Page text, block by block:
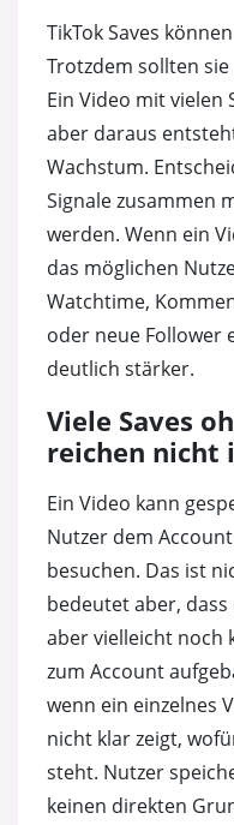
TikTok Saves
Trotzdem sollten
Ein Video mit vielen
aber daraus
Wachstum.
Signale zusammen
werden. Wenn ein
das möglichen
Watchtime,
oder neue Follower
deutlich stärker.
Viele Saves
reichen nicht
Ein Video kann
Nutzer dem
besuchen. Das ist
bedeutet aber,
aber vielleicht noch
zum Account
wenn ein einzelnes
nicht klar zeigt,
steht. Nutzer
keinen direkten